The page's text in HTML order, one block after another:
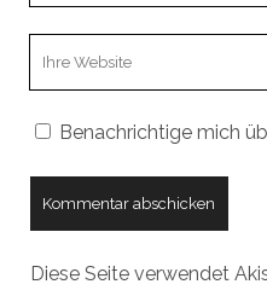
Benachrichtige mich
Diese Seite verwendet